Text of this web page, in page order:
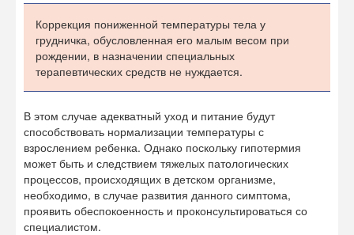
Коррекция пониженной температуры тела у
грудничка, обусловленная его малым весом при
рождении, в назначении специальных
терапевтических средств не нуждается.
В этом случае адекватный уход и питание будут
способствовать нормализации температуры с
взрослением ребенка. Однако поскольку гипотермия
может быть и следствием тяжелых патологических
процессов, происходящих в детском организме,
необходимо, в случае развития данного симптома,
проявить обеспокоенность и проконсультироваться со
специалистом.